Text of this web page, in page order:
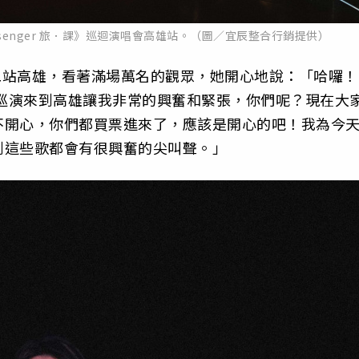
旅．課》巡迴演唱會高雄站。（圖／宜辰整合行銷提供）
高雄， 看著滿場萬名的觀眾，她開心地說：「哈囉！
來到高雄讓我非常的興奮和緊張， 你們呢？現在大
心， 你們都買票進來了，應該是開心的吧！ 我為今
些歌都會有很興奮的尖叫聲。」